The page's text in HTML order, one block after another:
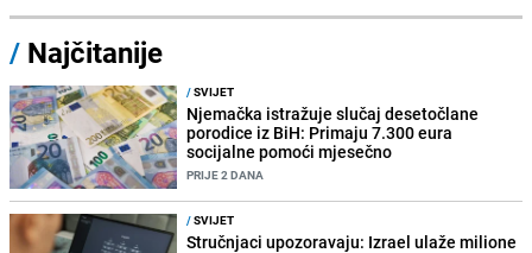
/ Najčitanije
/SVIJET
Njemačka istražuje slučaj desetočlane
porodice iz BiH: Primaju 7.300 eura
socijalne pomoći mjesečno
PRIJE 2 DANA
/SVIJET
Stručnjaci upozoravaju: Izrael ulaže milione